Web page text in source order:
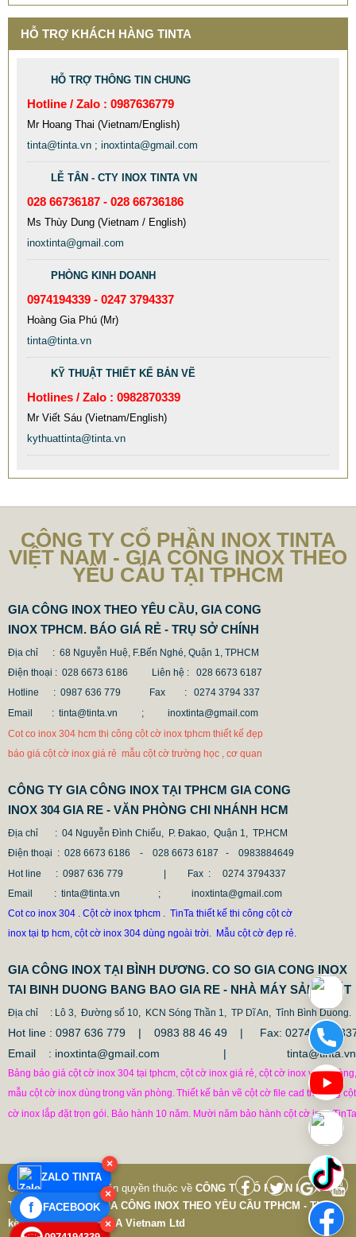
×
ZALO TINTA
×
f FACEBOOK
×
9.577.900 VNĐ9.757.900 VNĐ
Mẫu: MAU XE DAY INOX 304 GIA RE
MẪU CỘT CỜ INOX ĐẸP GIÁ RẺ
2.896.700 VNĐ
685.700 VNĐ865.700 VNĐ
Mẫu: COT INOX 304 SUS
CỘT CHỐNG VA ĐẬP INOX
Mẫu: COT CHONG VA DAP INOX
HỖ TRỢ KHÁCH HÀNG TINTA
HỖ TRỢ THÔNG TIN CHUNG
Hotline / Zalo : 0987636779
Mr Hoang Thai (Vietnam/English)
tinta@tinta.vn ; inoxtinta@gmail.com
LỄ TÂN - CTY INOX TINTA VN
028 66736187 - 028 66736186
Ms Thùy Dung (Vietnam / English)
inoxtinta@gmail.com
PHÒNG KINH DOANH
0974194339 - 0247 3794337
Hoàng Gia Phú (Mr)
tinta@tinta.vn
KỸ THUẬT THIẾT KẾ BẢN VẼ
Hotlines / Zalo : 0982870339
Mr Viết Sáu (Vietnam/English)
kythuattinta@tinta.vn
CÔNG TY CỔ PHẦN INOX TINTA
VIỆT NAM - GIA CÔNG INOX THEO
YÊU CẦU TẠI TPHCM
GIA CÔNG INOX THEO YÊU CẦU, GIA CONG
INOX TPHCM. BÁO GIÁ RẺ - TRỤ SỞ CHÍNH
Địa chỉ : 68 Nguyễn Huệ, F.Bến Nghé, Quận 1, TPHCM
Điện thoại : 028 6673 6186
Liên hệ : 028 6673 6187
Hotline : 0987 636 779 Fax
: 0274 3794 337
Email : tinta@tinta.vn ;
inoxtinta@gmail.com
Cot co inox 304 hcm thi công cột cờ inox tphcm thiết kế đẹp
báo giá cột cờ inox giá rẻ mẫu cột cờ trường học , cơ quan
CÔNG TY GIA CÔNG INOX TẠI TPHCM GIA CONG
INOX 304 GIA RE - VĂN PHÒNG CHI NHÁNH HCM
Địa chỉ
: 04 Nguyễn Đình Chiểu, P. Đakao, Quận 1, TP.HCM
Điện thoại : 028 6673 6186 - 028 6673 6187 -
0983884649
Hot line
: 0987 636 779 | Fax :
0274 3794337
Email
: tinta@tinta.vn ; inoxtinta@gmail.com
Cot co inox 304 . Cột cờ inox tphcm . TinTa thiết kế thi công cột cờ
inox tại tp hcm, cột cờ inox 304 dùng ngoài trời. Mẫu cột cờ đẹp rẻ.
GIA CÔNG INOX TẠI BÌNH DƯƠNG. CO SO GIA CONG INOX
TAI BINH DUONG BANG BAO GIA RE - NHÀ MÁY SẢN XUẤT
Địa chỉ : Lô 3, Đường số 10, KCN Sóng Thần 1, TP Dĩ An, Tỉnh Bình Duong.
Hot line : 0987 636 779 | 0983 88 46 49 |
Fax:
Email : inoxtinta@gmail.com | tinta@tinta.vn
Bảng báo giá cột cờ inox 304 tại tphcm, cột cờ inox giá rẻ, cột cờ inox văn phòng,
mẫu cột cờ inox dùng trong văn phòng.Thiết kế bản vẽ cột cờ file cad thi công cột
cờ inox lắp đặt trọn gói. Bảo hành 10 năm. Mười năm bảo hành cột cờ inox
Copyright © 7-2019 Bản quyền thuộc về CÔNG TY CỔ PHẦN INOX
TINTA VIỆT NAM|GIA CÔNG INOX THEO YÊU CẦU TPHCM - Thiết
kế và phát triển bởi P.A Vietnam Ltd